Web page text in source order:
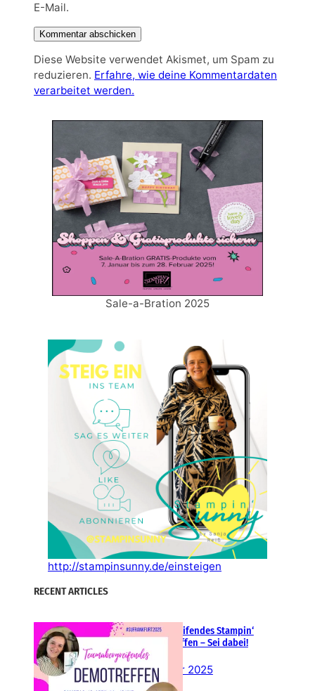
E-Mail.
Diese Website verwendet Akismet, um Spam zu
reduzieren. Erfahre, wie deine Kommentardaten
verarbeitet werden.
Sale-a-Bration 2025
http://stampinsunny.de/einsteigen
RECENT ARTICLES
Teamübergreifendes Stampin‘
Up! Demotreffen – Sei dabei!
26. Februar 2025